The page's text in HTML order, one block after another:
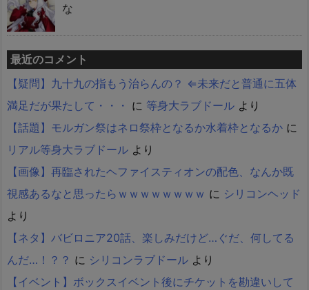
な
最近のコメント
【疑問】九十九の指もう治らんの？ ⇐未来だと普通に五体
満足だが果たして・・・ に 等身大ラブドール より
【話題】モルガン祭はネロ祭枠となるか水着枠となるか に
リアル等身大ラブドール より
【画像】再臨されたヘファイスティオンの配色、なんか既
視感あるなと思ったらｗｗｗｗｗｗｗｗ に シリコンヘッド
より
【ネタ】バビロニア20話、楽しみだけど…ぐだ、何してる
んだ…！？？ に シリコンラブドール より
【イベント】ボックスイベント後にチケットを勘違いして